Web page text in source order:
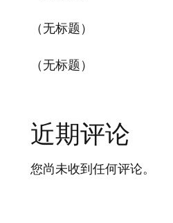
（无标题）
（无标题）
近期评论
您尚未收到任何评论。